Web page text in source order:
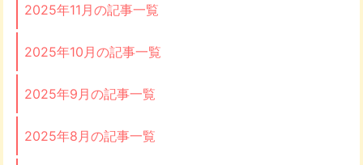
2025年11月の記事一覧
2025年10月の記事一覧
2025年9月の記事一覧
2025年8月の記事一覧